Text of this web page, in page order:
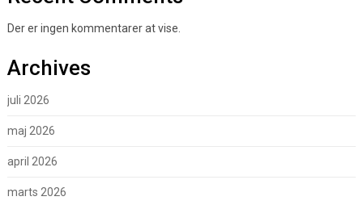
Der er ingen kommentarer at vise.
Archives
juli 2026
maj 2026
april 2026
marts 2026